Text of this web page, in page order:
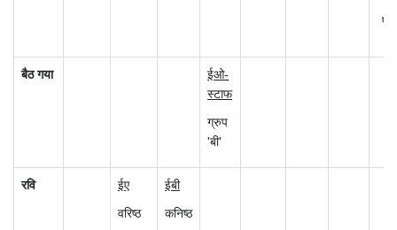
बैठ गया
ईओ-
स्टाफ
ग्रुप
'बी'
रवि
ईए
वरिष्ठ
ईबी
कनिष्ठ